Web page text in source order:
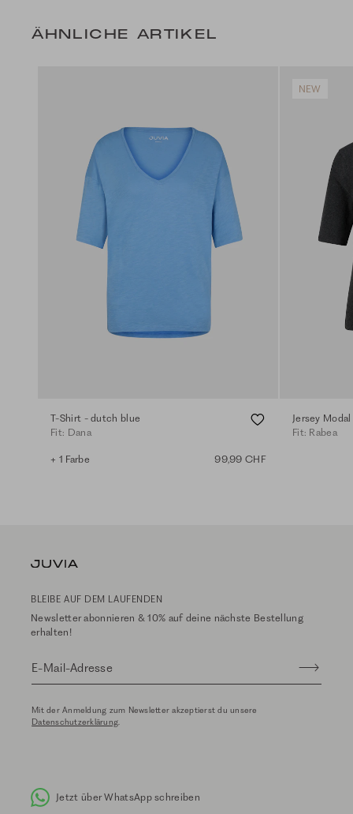
ÄHNLICHE ARTIKEL
T-Shirt - dutch blue
Fit: Dana
+ 1 Farbe 99,99 CHF
NEW
Jersey
Fit: Rabea
BLEIBE AUF DEM LAUFENDEN
Newsletter abonnieren & 10% auf deine nächste Bestellung
erhalten!
E-Mail-Adresse
Mit der Anmeldung zum Newsletter akzeptierst du unsere
Datenschutzerklärung.
Jetzt über WhatsApp schreiben